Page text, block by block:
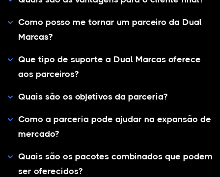
Como posso me tornar um parceiro da Dual
Marcas?
Que tipo de suporte a Dual Marcas oferece
aos parceiros?
Quais são os objetivos da parceria?
Como a parceria pode ajudar na expansão de
mercado?
Quais são os pacotes combinados que podem
ser oferecidos?